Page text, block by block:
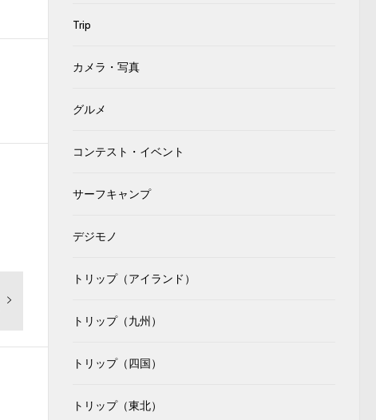
Trip
カメラ・写真
グルメ
コンテスト・イベント
サーフキャンプ
デジモノ
トリップ（アイランド）
トリップ（九州）
トリップ（四国）
トリップ（東北）